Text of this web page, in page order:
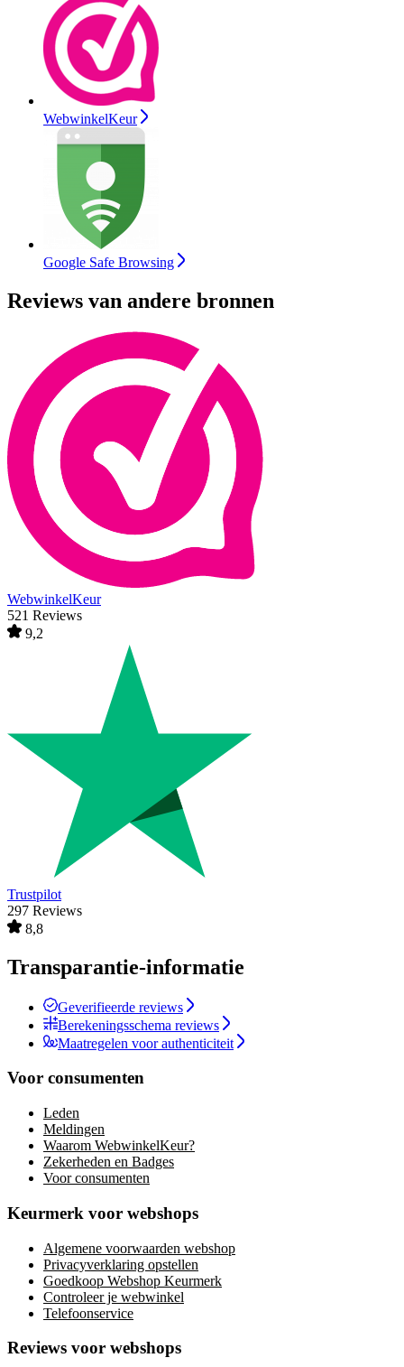
WebwinkelKeur
Google Safe Browsing
Reviews van andere bronnen
WebwinkelKeur
521 Reviews
9,2
Trustpilot
297 Reviews
8,8
Transparantie-informatie
Geverifieerde reviews
Berekeningsschema reviews
Maatregelen voor authenticiteit
Voor consumenten
Leden
Meldingen
Waarom WebwinkelKeur?
Zekerheden en Badges
Voor consumenten
Keurmerk voor webshops
Algemene voorwaarden webshop
Privacyverklaring opstellen
Goedkoop Webshop Keurmerk
Controleer je webwinkel
Telefoonservice
Reviews voor webshops